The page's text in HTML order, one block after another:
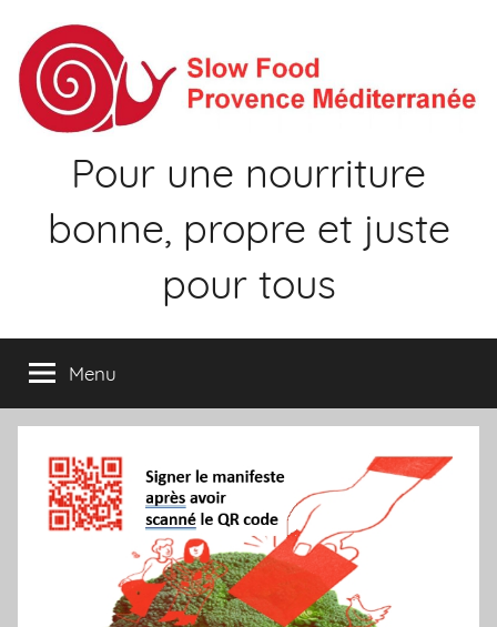
contenu
Pour une nourriture
bonne, propre et juste
pour tous
Menu